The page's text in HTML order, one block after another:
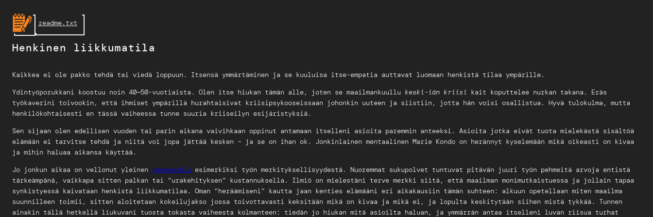
content
readme.txt
Henkinen liikkumatila
Kaikkea ei ole pakko tehdä tai viedä loppuun. Itsensä ymmärtäminen ja se kuuluisa itse-empatia auttavat luomaan henkistä tilaa ympärille.
Ydintyöporukkani koostuu noin 40—50-vuotiaista. Olen itse hiukan tämän alle, joten se maailmankuullu keski-iän kriisi kait koputtelee nurkan takana. Eräs
työkaverini toivookin, että ihmiset ympärillä hurahtaisivat kriisipsykooseissaan johonkin uuteen ja siistiin, jotta hän voisi osallistua. Hyvä tulokulma, mutta
henkilökohtaisesti en tässä vaiheessa tunne suuria kriiseilyn esijäristyksiä.
Sen sijaan olen edellisen vuoden tai parin aikana vaivihkaan oppinut antamaan itselleni asioita paremmin anteeksi. Asioita jotka eivät tuota mielekästä sisältöä
elämään ei tarvitse tehdä ja niitä voi jopa jättää kesken – ja se on ihan ok. Jonkinlainen mentaalinen Marie Kondo on herännyt kyselemään mikä oikeasti on kivaa
ja mihin haluaa aikansa käyttää.
Jo jonkun aikaa on vellonut yleinen keskustelu esimerkiksi työn merkityksellisyydestä. Nuoremmat sukupolvet tuntuvat pitävän juuri työn pehmeitä arvoja entistä
tärkeämpänä, vaikkapa sitten palkan tai “urakehityksen” kustannuksella. Ilmiö on mielestäni terve merkki siitä, että maailman monimutkaistuessa ja jollain tapaa
synkistyessä kaivataan henkistä liikkumatilaa. Oman “heräämiseni” kautta jaan kenties elämääni eri aikakausiin tämän suhteen: alkuun opetellaan miten maailma
suunnilleen toimii, sitten aloitetaan kokeilujakso jossa toivottavasti keksitään mikä on kivaa ja mikä ei, ja lopulta keskitytään siihen mistä tykkää. Tunnen
ainakin tällä hetkellä liukuvani tuosta tokasta vaiheesta kolmanteen: tiedän jo hiukan mitä asioilta haluan, ja ymmärrän antaa itselleni luvan riisua turhat